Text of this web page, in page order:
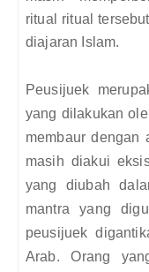
ritual ritual
diajaran Islam.
Peusijuek
yang dilakukan
membaur dengan
masih diakui
yang diubah
mantra yang
peusijuek
Arab. Orang